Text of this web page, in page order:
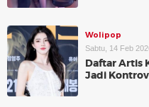
Wolipop
Sabtu, 14 Feb
Daftar Artis
Jadi